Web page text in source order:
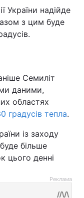
України надійде
з цим буде
Семиліт
даними,
областях
градусів тепла.
із заходу
більше
цього денні
Реклама